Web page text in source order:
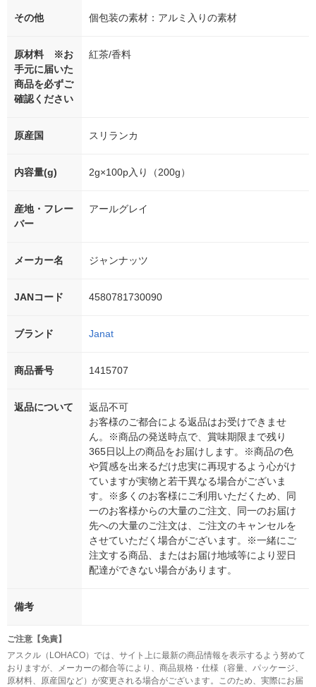
その他 個包装の素材：アルミ入りの素材
原材料 ※お
手元に届いた
商品を必ずご
確認ください
紅茶/香料
原産国 スリランカ
内容量(g) 2g×100p入り（200g）
産地・フレー
バー
アールグレイ
メーカー名 ジャンナッツ
JANコード 4580781730090
ブランド Janat
商品番号 1415707
返品について
返品不可
お客様のご都合による返品はお受けできませ
ん。※商品の発送時点で、賞味期限まで残り
365日以上の商品をお届けします。※商品の色
や質感を出来るだけ忠実に再現するよう心がけ
ていますが実物と若干異なる場合がございま
す。※多くのお客様にご利用いただくため、同
一のお客様からの大量のご注文、同一のお届け
先への大量のご注文は、ご注文のキャンセルを
させていただく場合がございます。※一緒にご
注文する商品、またはお届け地域等により翌日
配達ができない場合があります。
備考
ご注意【免責】
アスクル（LOHACO）では、サイト上に最新の商品情報を表示するよう努めて
おりますが、メーカーの都合等により、商品規格・仕様（容量、パッケージ、
原材料、原産国など）が変更される場合がございます。このため、実際にお届